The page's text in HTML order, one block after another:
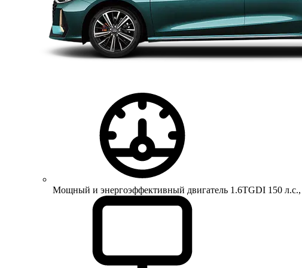
Мощный и энергоэффективный двигатель 1.6TGDI 150 л.с.,